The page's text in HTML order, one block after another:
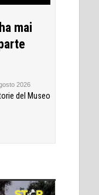
mai
2026
del Museo